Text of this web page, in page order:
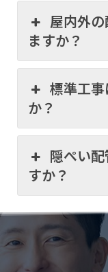
屋内外
ますか？
標準工
か？
隠ぺい
すか？